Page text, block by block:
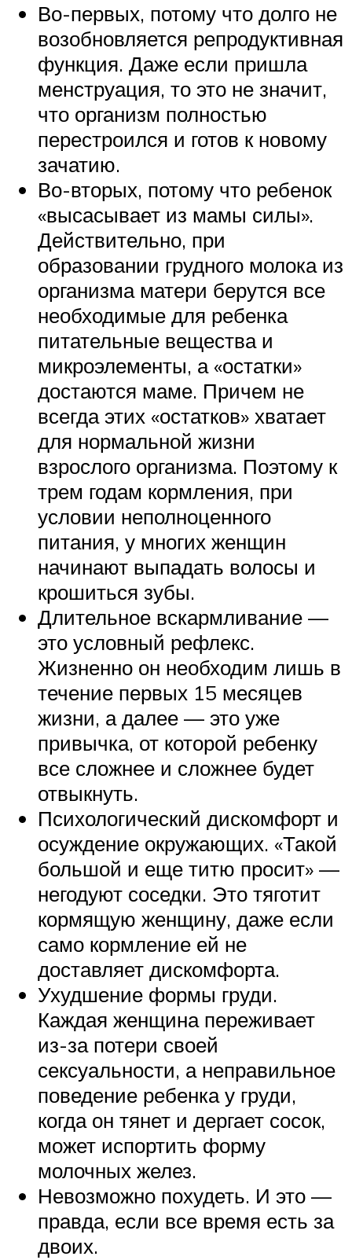
Во-первых, потому что долго не
возобновляется репродуктивная
функция. Даже если пришла
менструация, то это не значит,
что организм полностью
перестроился и готов к новому
зачатию.
Во-вторых, потому что ребенок
«высасывает из мамы силы».
Действительно, при
образовании грудного молока из
организма матери берутся все
необходимые для ребенка
питательные вещества и
микроэлементы, а «остатки»
достаются маме. Причем не
всегда этих «остатков» хватает
для нормальной жизни
взрослого организма. Поэтому к
трем годам кормления, при
условии неполноценного
питания, у многих женщин
начинают выпадать волосы и
крошиться зубы.
Длительное вскармливание —
это условный рефлекс.
Жизненно он необходим лишь в
течение первых 15 месяцев
жизни, а далее — это уже
привычка, от которой ребенку
все сложнее и сложнее будет
отвыкнуть.
Психологический дискомфорт и
осуждение окружающих. «Такой
большой и еще титю просит» —
негодуют соседки. Это тяготит
кормящую женщину, даже если
само кормление ей не
доставляет дискомфорта.
Ухудшение формы груди.
Каждая женщина переживает
из-за потери своей
сексуальности, а неправильное
поведение ребенка у груди,
когда он тянет и дергает сосок,
может испортить форму
молочных желез.
Невозможно похудеть. И это —
правда, если все время есть за
двоих.